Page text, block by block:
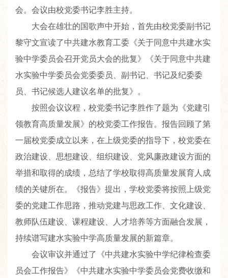
会。会议由校党委书记李胜主持。
大会在雄壮的国歌声中开始，首先由校党委副书记
黎守文宣读了中共建水教育工委《关于同意中共建水实
验中学委员会召开党员大会的批复》《关于同意中共建
水实验中学委员会党委委员、副书记、书记及纪委委
员、书记候选人建议名单的批复》。
按照会议议程，校党委书记李胜作了题为《党建引
领教育高质量发展》的校党委工作报告。报告回顾了第
一届校党委成立以来，在上级党委的指导下，校党委在
政治建设、思想建设、组织建设、党风廉政建设方面的
举措和取得的成绩，总结了学校取得高质量发展育人成
绩的关键所在。《报告》提出，学校党委将按照上级党
委的党建工作思路，推动党建与思政工作、文化建设、
教师队伍建设、课程建设、人才培养等方面融合发展，
持续谱写建水实验中学高质量发展的新篇章。
会议审议并通过了《中共建水实验中学纪律检查委
员会工作报告》《中共建水实验中学委员会党费收缴和